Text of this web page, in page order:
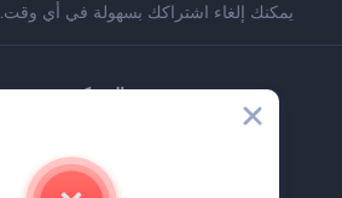
يمكنك إلغاء اشتراكك بسهولة في أي وقت.
الشركة
اتصل بنا